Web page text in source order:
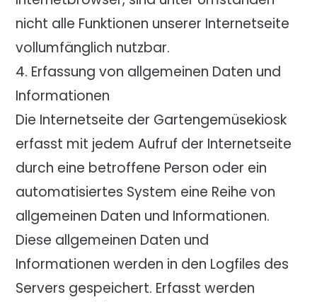
nicht alle Funktionen unserer Internetseite
vollumfänglich nutzbar.
4. Erfassung von allgemeinen Daten und
Informationen
Die Internetseite der Gartengemüsekiosk
erfasst mit jedem Aufruf der Internetseite
durch eine betroffene Person oder ein
automatisiertes System eine Reihe von
allgemeinen Daten und Informationen.
Diese allgemeinen Daten und
Informationen werden in den Logfiles des
Servers gespeichert. Erfasst werden